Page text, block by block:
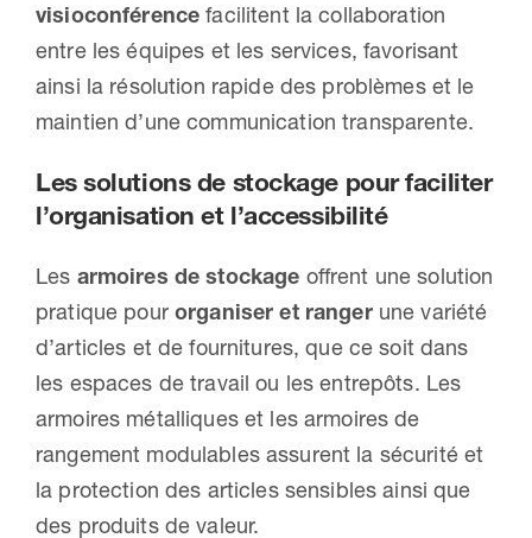
visioconférence facilitent la collaboration
entre les équipes et les services, favorisant
ainsi la résolution rapide des problèmes et le
maintien d’une communication transparente.
Les solutions de stockage pour faciliter
l’organisation et l’accessibilité
Les armoires de stockage offrent une solution
pratique pourorganiser et rangerune variété
d’articles et de fournitures, que ce soit dans
les espaces de travail ou les entrepôts. Les
armoires métalliques et les armoires de
rangement modulables assurent la sécurité et
la protection des articles sensibles ainsi que
des produits de valeur.